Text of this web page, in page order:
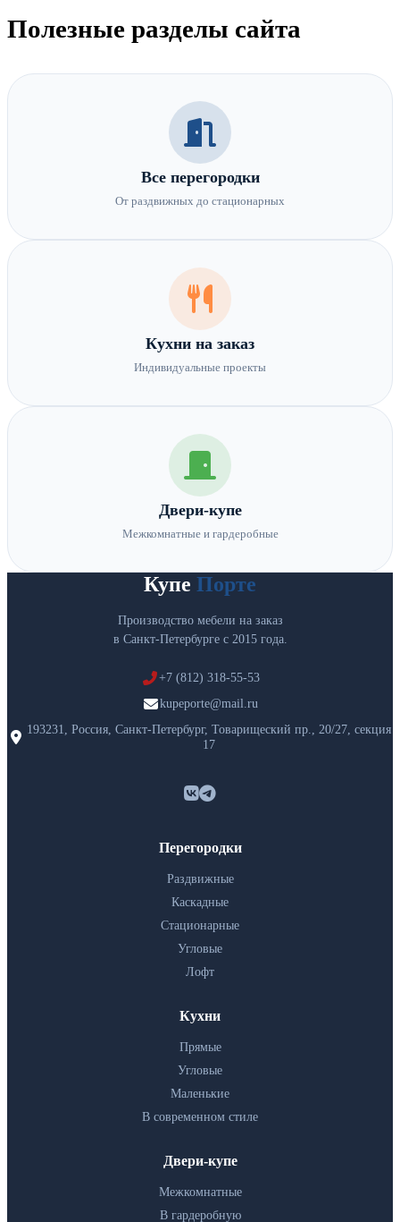
Полезные разделы сайта
Все перегородки
От раздвижных до стационарных
Кухни на заказ
Индивидуальные проекты
Двери-купе
Межкомнатные и гардеробные
Купе Порте
Производство мебели на заказ
в Санкт-Петербурге с 2015 года.
+7 (812) 318-55-53
kupeporte@mail.ru
193231, Россия, Санкт-Петербург, Товарищеский пр., 20/27, секция
17
Перегородки
Раздвижные
Каскадные
Стационарные
Угловые
Лофт
Кухни
Прямые
Угловые
Маленькие
В современном стиле
Двери-купе
Межкомнатные
В гардеробную